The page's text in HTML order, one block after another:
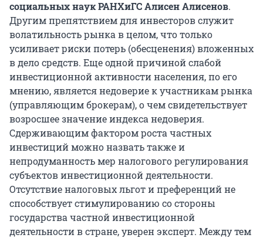
социальных наук РАНХиГС Алисен Алисенов.
Другим препятствием для инвесторов служит
волатильность рынка в целом, что только
усиливает риски потерь (обесценения) вложенных
в дело средств. Еще одной причиной слабой
инвестиционной активности населения, по его
мнению, является недоверие к участникам рынка
(управляющим брокерам), о чем свидетельствует
возросшее значение индекса недоверия.
Сдерживающим фактором роста частных
инвестиций можно назвать также и
непродуманность мер налогового регулирования
субъектов инвестиционной деятельности.
Отсутствие налоговых льгот и преференций не
способствует стимулированию со стороны
государства частной инвестиционной
деятельности в стране, уверен эксперт. Между тем